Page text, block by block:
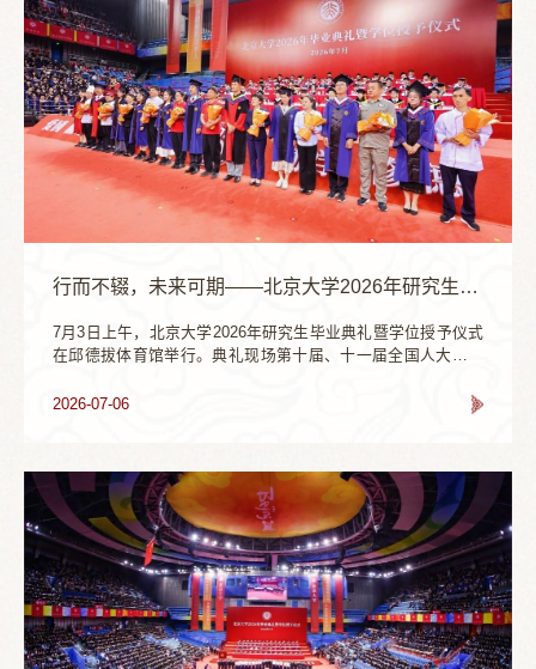
行而不辍，未来可期——北京大学2026年研究生毕业典礼暨学位授予仪式举行
7月3日上午，北京大学2026年研究生毕业典礼暨学位授予仪式
在邱德拔体育馆举行。典礼现场第十届、十一届全国人大常委
委、组织部部长刘敏华，密云区副区长施辉阳，北京大学党委
长张锦主持。暖场表演典礼开始前，北京大学学生合唱团，部
分毕业生代表、在校生代表，...
2026-07-06